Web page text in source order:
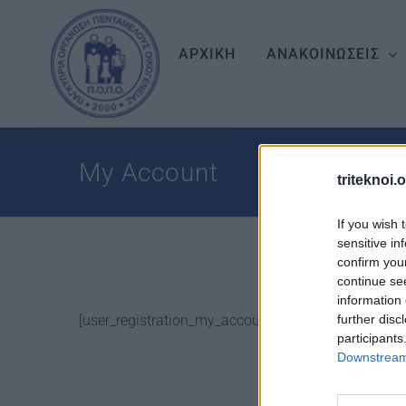
If you wish
sensitive
confirm
continue
information
further
ΑΡΧΙΚΗ ΑΝΑΚΟΙΝΩΣΕΙΣ
My Account
[user_registration_my_account]